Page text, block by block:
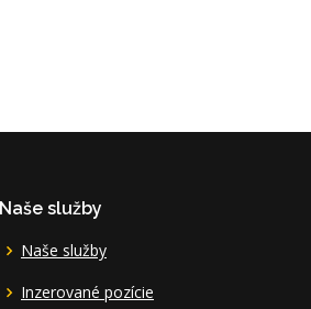
Naše služby
Naše služby
Inzerované pozície